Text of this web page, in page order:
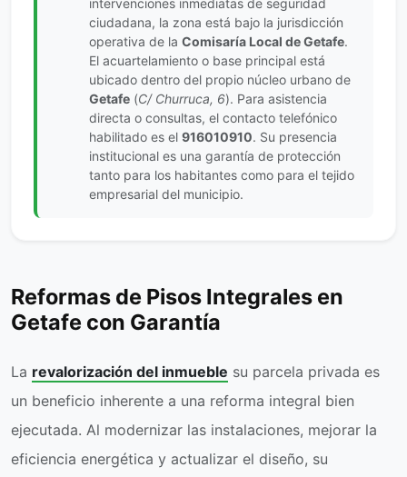
ciudadana, la zona está bajo la jurisdicción
operativa de la Comisaría Local de Getafe.
El acuartelamiento o base principal está
ubicado dentro del propio núcleo urbano de
Getafe (C/ Churruca, 6). Para asistencia
directa o consultas, el contacto telefónico
habilitado es el 916010910. Su presencia
institucional es una garantía de protección
tanto para los habitantes como para el tejido
empresarial del municipio.
Reformas de Pisos Integrales en
Getafe con Garantía
La revalorización del inmueble su parcela privada es
un beneficio inherente a una reforma integral bien
ejecutada. Al modernizar las instalaciones, mejorar la
eficiencia energética y actualizar el diseño, su